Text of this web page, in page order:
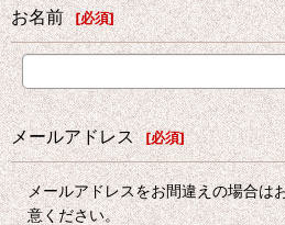
お名前 [必須]
メールアドレス [必須]
メールアドレスをお間違えの場合は
意ください。